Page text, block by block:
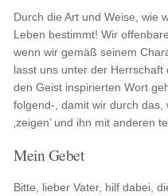
Durch die Art und Weise, wie
Leben bestimmt! Wir
wenn wir gemäß seinem
lasst uns unter der
den Geist inspirierten Wort
folgend-, damit wir durch
‚zeigen’ und ihn mit anderen
Mein Gebet
Bitte, lieber Vater, hilf dabei,